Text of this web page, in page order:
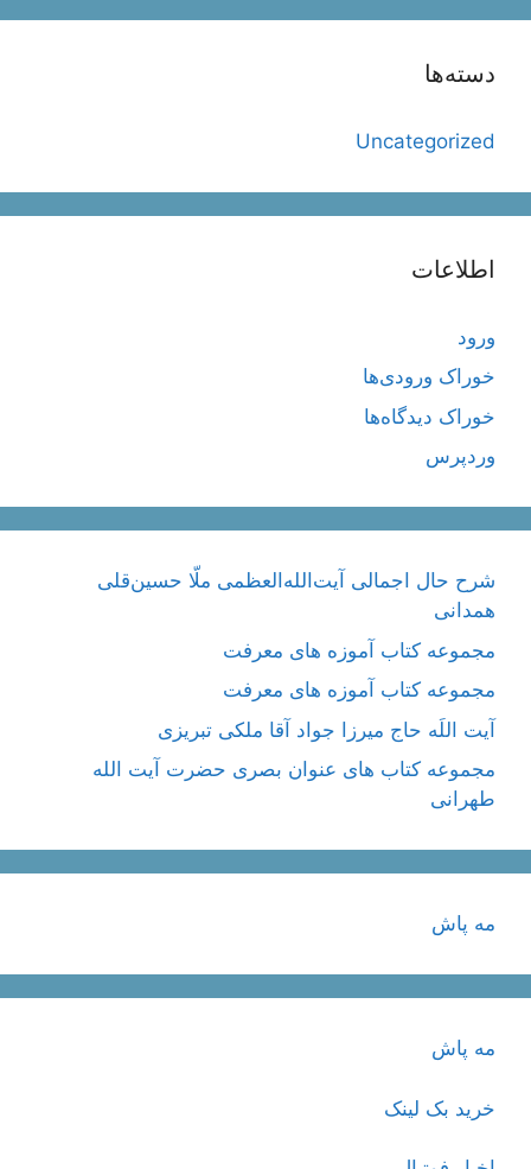
دسته‌ها
Uncategorized
اطلاعات
ورود
خوراک ورودی‌ها
خوراک دیدگاه‌ها
وردپرس
شرح حال اجمالی آیت‌الله‌العظمی ملّا حسین‌قلی
همدانی
مجموعه کتاب آموزه های معرفت
مجموعه کتاب آموزه های معرفت
آیت اللَه حاج میرزا جواد آقا ملکی تبریزی
مجموعه کتاب های عنوان بصری حضرت آیت الله
طهرانی
مه پاش
مه پاش
خرید بک لینک